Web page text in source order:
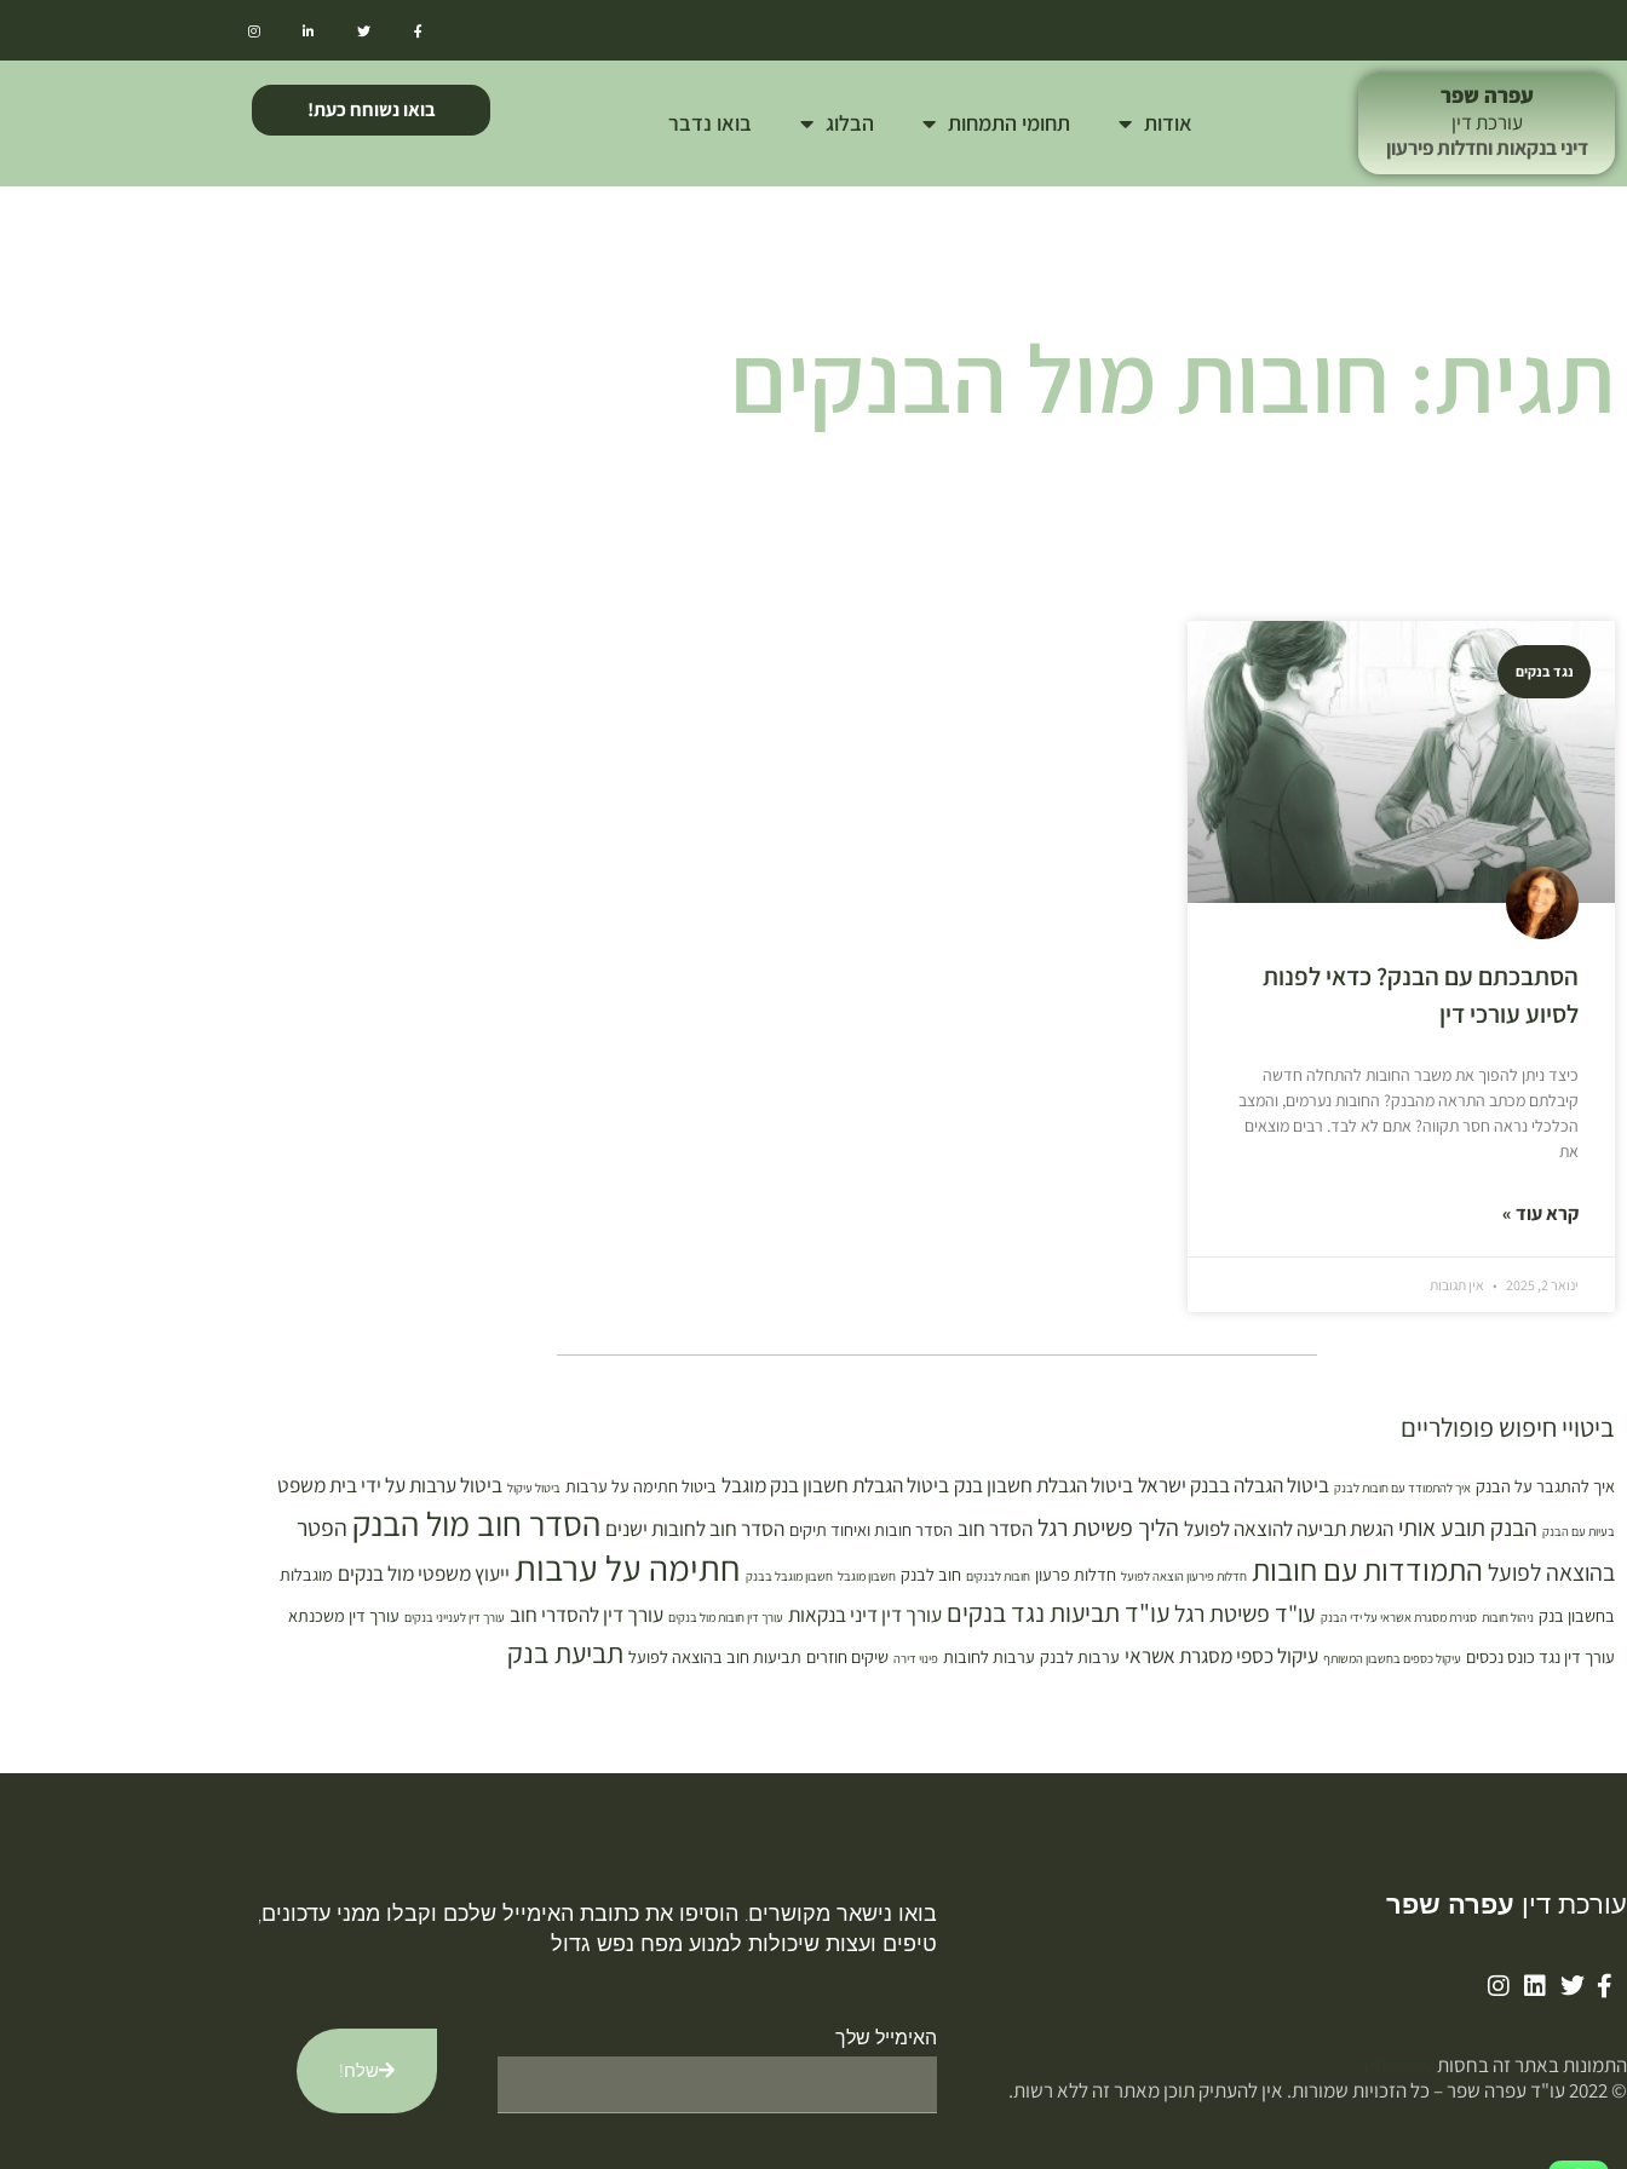
עפרה שפר
עורכת דין
דיני בנקאות וחדלות פירעון
אודות תחומי התמחות הבלוג בואו נדבר בואו נשוחח כעת!
תגית: חובות מול הבנקים
נגד בנקים
הסתבכתם עם הבנק? כדאי לפנות
לסיוע עורכי דין
כיצד ניתן להפוך את משבר החובות להתחלה חדשה
קיבלתם מכתב התראה מהבנק? החובות נערמים, והמצב
הכלכלי נראה חסר תקווה? אתם לא לבד. רבים מוצאים
את
קרא עוד »
ינואר 2, 2025 אין תגובות
ביטויי חיפוש פופולריים
איך להתגבר על הבנק איך להתמודד עם חובות לבנק ביטול הגבלה בבנק ישראלביטול הגבלת חשבון בנק ביטול הגבלת חשבון בנק מוגבל ביטול חתימה על ערבות ביטול עיקול ביטול ערבות על ידי בית משפט
בעיות עם הבנק הבנק תובע אותי הגשת תביעה להוצאה לפועל הליך פשיטת רגלהסדר חוב הסדר חובות ואיחוד תיקים הסדר חוב לחובות ישנים הסדר חוב מול הבנק הפטר
בהוצאה לפועלהתמודדות עם חובות חדלות פירעון הוצאה לפועל חדלות פרעון חובות לבנקים חוב לבנק חשבון מוגבל חשבון מוגבל בבנק חתימה על ערבות ייעוץ משפטי מול בנקים מוגבלות
בחשבון בנק ניהול חובות סגירת מסגרת אשראי על ידי הבנק עו"ד פשיטת רגלעו"ד תביעות נגד בנקים עורך דין דיני בנקאות עורך דין חובות מול בנקים עורך דין להסדרי חוב עורך דין לענייני בנקים עורך דין משכנתא
עורך דין נגד כונס נכסים עיקול כספים בחשבון המשותף עיקול כספי מסגרת אשראי ערבות לבנק ערבות לחובות פינוי דירה שיקים חוזרים תביעות חוב בהוצאה לפועל תביעת בנק
עורכת דין עפרה שפר
התמונות באתר זה בחסות
© 2022 עו"ד עפרה שפר – כל הזכויות שמורות. אין להעתיק תוכן מאתר זה ללא רשות.
בואו נישאר מקושרים. הוסיפו את כתובת האימייל שלכם וקבלו ממני עדכונים,
טיפים ועצות שיכולות למנוע מפח נפש גדול
האימייל שלך
שלח!